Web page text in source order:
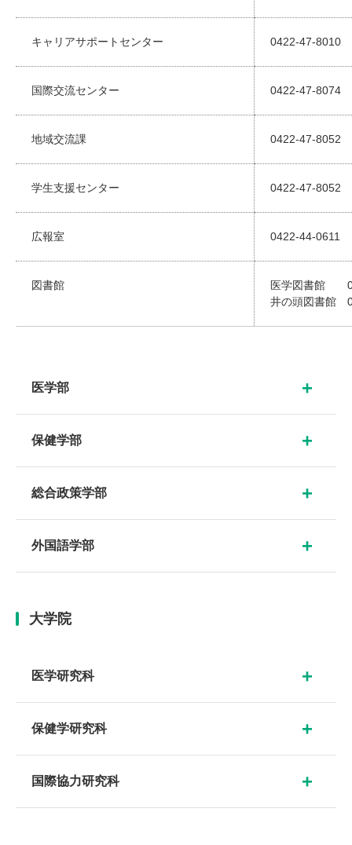
キャリアサポートセンター 0422-47-8010
国際交流センター 0422-47-8074
地域交流課 0422-47-8052
学生支援センター 0422-47-8052
広報室 0422-44-0611
図書館
医学図書館
井の頭図書館
医学部
保健学部
総合政策学部
外国語学部
大学院
医学研究科
保健学研究科
国際協力研究科